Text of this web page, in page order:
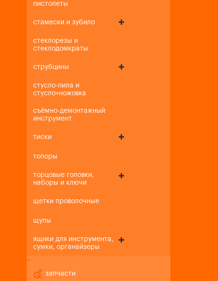
пистолеты
стамески и зубило
стеклорезы и
стеклодомкраты
струбцины
стусло-пила и
стусло+ножовка
съёмно-демонтажный
инструмент
тиски
топоры
торцовые головки,
наборы и ключи
щетки проволочные
щупы
ящики для инструмента,
сумки, органайзеры
+-
запчасти